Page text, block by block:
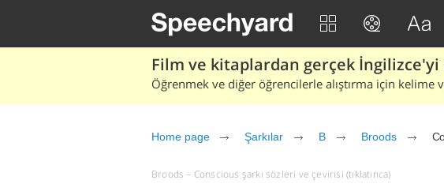
Film ve kitaplardan gerçek
Öğrenmek ve diğer öğrencilerle alıştırma için kelime
Home page Şarkılar B Broods
Broods – Conscious şarkı sözleri ve çevirisi (tıklatınca)